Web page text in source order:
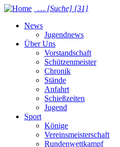
… [Suche] [31]
News
Jugendnews
Über Uns
Vorstandschaft
Schützenmeister
Chronik
Stände
Anfahrt
Schießzeiten
Jugend
Sport
Könige
Vereinsmeisterschaft
Rundenwettkampf